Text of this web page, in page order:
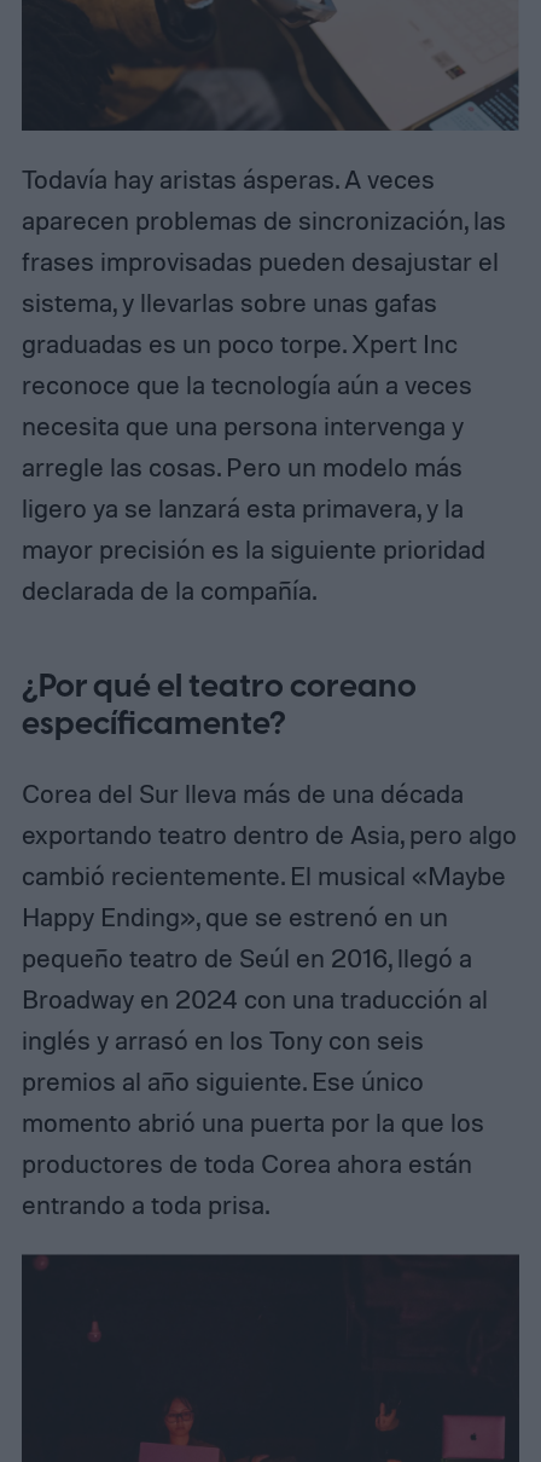
Todavía hay aristas ásperas. A veces
aparecen problemas de sincronización, las
frases improvisadas pueden desajustar el
sistema, y llevarlas sobre unas gafas
graduadas es un poco torpe. Xpert Inc
reconoce que la tecnología aún a veces
necesita que una persona intervenga y
arregle las cosas. Pero un modelo más
ligero ya se lanzará esta primavera, y la
mayor precisión es la siguiente prioridad
declarada de la compañía.
¿Por qué el teatro coreano
específicamente?
Corea del Sur lleva más de una década
exportando teatro dentro de Asia, pero algo
cambió recientemente. El musical «Maybe
Happy Ending», que se estrenó en un
pequeño teatro de Seúl en 2016, llegó a
Broadway en 2024 con una traducción al
inglés y arrasó en los Tony con seis
premios al año siguiente. Ese único
momento abrió una puerta por la que los
productores de toda Corea ahora están
entrando a toda prisa.